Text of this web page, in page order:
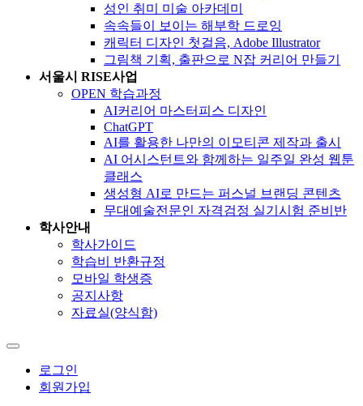
성인 취미 미술 아카데미
속속들이 보이는 해부학 드로잉
캐릭터 디자인 첫걸음, Adobe Illustrator
그림책 기획, 출판으로 N잡 커리어 만들기
서울시 RISE사업
OPEN 학습과정
AI커리어 마스터피스 디자인
ChatGPT
AI를 활용한 나만의 이모티콘 제작과 출시
AI 어시스턴트와 함께하는 일주일 완성 웹툰
클래스
생성형 AI로 만드는 퍼스널 브랜딩 콘텐츠
무대예술전문인 자격검정 실기시험 준비반
학사안내
학사가이드
학습비 반환규정
모바일 학생증
공지사항
자료실(양식함)
로그인
회원가입